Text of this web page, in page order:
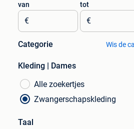
van
€
tot
€
Categorie Wis de
Kleding | Dames
Alle zoekertjes
Zwangerschapskleding
Taal